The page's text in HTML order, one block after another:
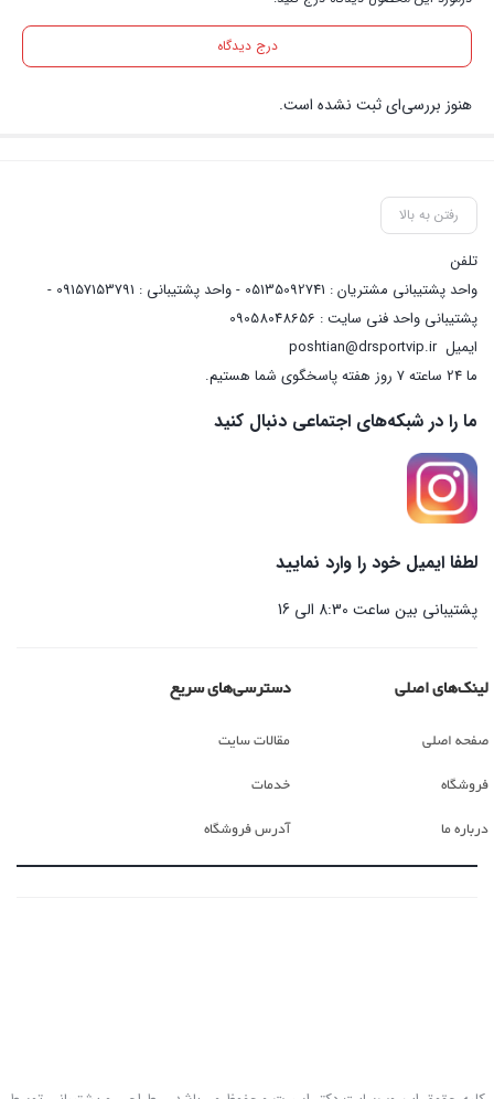
درج دیدگاه
هنوز بررسی‌ای ثبت نشده است.
رفتن به بالا
تلفن
واحد پشتیبانی مشتریان : 05135092741 - واحد پشتیبانی : 09157153791 -
پشتیبانی واحد فنی سایت : 09058048656
ایمیلposhtian@drsportvip.ir
ما 24 ساعته 7 روز هفته پاسخگوی شما هستیم.
ما را در شبکه‌های اجتماعی دنبال کنید
لطفا ایمیل خود را وارد نمایید
پشتیبانی بین ساعت 8:30 الی 16
لینک‌های اصلی
صفحه اصلی
فروشگاه
درباره ما
دسترسی‌های سریع
مقالات سایت
خدمات
آدرس فروشگاه